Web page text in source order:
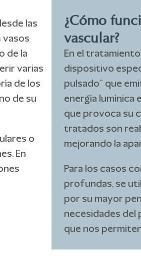
las
vasos
de la
varias
de los
de su
o
En
¿Cómo
vascular?
En el
dispositivo
pulsado” que
energía lumínica
que provoca su
tratados son
mejorando la
Para los casos
profundas, se
por su mayor
necesidades del
que nos